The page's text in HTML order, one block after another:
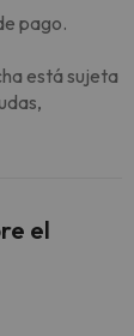
pago.
está sujeta
el